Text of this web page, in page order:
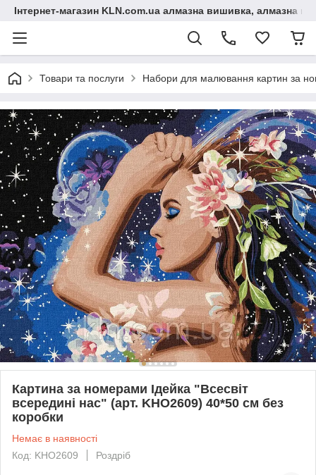
Інтернет-магазин KLN.com.ua алмазна вишивка, алмазна
Товари та послуги Набори для малювання картин за
Картина за номерами Ідейка "Всесвіт
всередині нас" (арт. KHO2609) 40*50 см без
коробки
Немає в наявності
Код: KHO2609
Роздріб